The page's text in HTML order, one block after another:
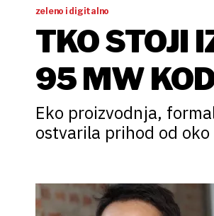
zeleno i digitalno
TKO STOJI
95 MW
Eko proizvodnja,
ostvarila prihod od